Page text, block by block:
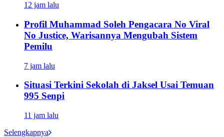
12 jam lalu
Profil Muhammad Soleh Pengacara No Viral
No Justice, Warisannya Mengubah Sistem
Pemilu
7 jam lalu
Situasi Terkini Sekolah di Jaksel Usai Temuan
995 Senpi
11 jam lalu
Selengkapnya